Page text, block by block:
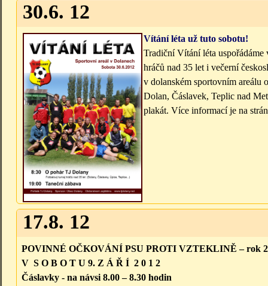
30.6. 12
Vítání léta už tuto sobotu!
Tradiční Vítání léta
hráčů nad 35 let i večerní
v dolanském sportovním areálu
Dolan, Čáslavek, Teplic nad
plakát. Více informací je na
17.8. 12
POVINNÉ OČKOVÁNÍ PSU PROTI VZTEKLINĚ – rok 2
V S O B O T U 9. Z Á Ř Í 2 0 1 2
Čáslavky - na návsi 8.00 – 8.30 hodin